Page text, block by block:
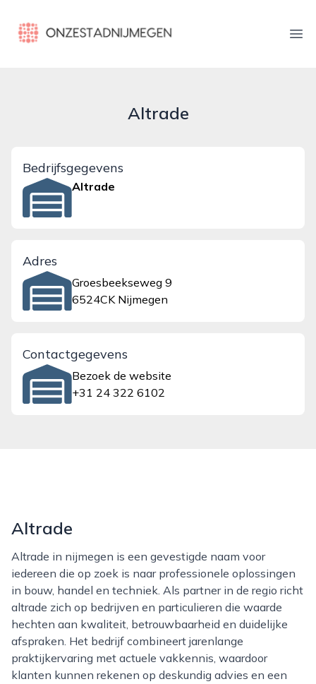
onzestadnijmegen.nl
Altrade
Bedrijfsgegevens
Altrade
Adres
Groesbeekseweg 9
6524CK Nijmegen
Contactgegevens
Bezoek de website
+31 24 322 6102
Altrade
Altrade in nijmegen is een gevestigde naam voor
iedereen die op zoek is naar professionele oplossingen
in bouw, handel en techniek. Als partner in de regio richt
altrade zich op bedrijven en particulieren die waarde
hechten aan kwaliteit, betrouwbaarheid en duidelijke
afspraken. Het bedrijf combineert jarenlange
praktijkervaring met actuele vakkennis, waardoor
klanten kunnen rekenen op deskundig advies en een